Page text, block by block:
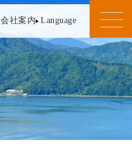
会社案内 Language